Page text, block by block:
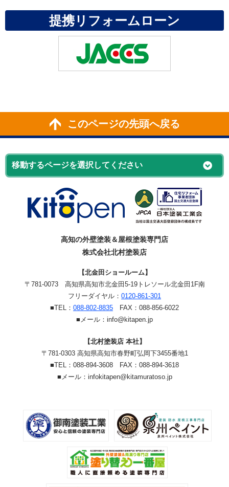
提携リフォームローン
このページの先頭へ戻る
高知の外壁塗装＆屋根塗装専門店
株式会社北村塗装店
【北金田ショールーム】
〒781-0073 高知県高知市北金田5-19トレソール北金田1F南
フリーダイヤル： 0120-861-301
■TEL： 088-802-8835 FAX：088-856-6022
■メール：info@kitapen.jp
【北村塗装店 本社】
〒781-0303 高知県高知市春野町弘岡下3455番地1
■TEL：088-894-3608 FAX：088-894-3618
■メール：infokitapen@kitamuratoso.jp